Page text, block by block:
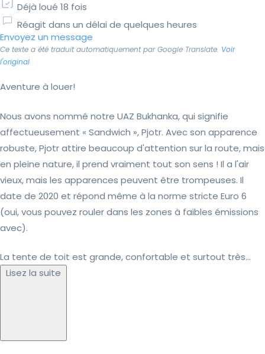
Déjà loué 18 fois
Réagit dans un délai de quelques heures
Envoyez un message
Ce texte a été traduit automatiquement par Google Translate. Voir
l'original
Aventure à louer!
Nous avons nommé notre UAZ Bukhanka, qui signifie
affectueusement « Sandwich », Pjotr. Avec son apparence
robuste, Pjotr attire beaucoup d'attention sur la route, mais
en pleine nature, il prend vraiment tout son sens ! Il a l'air
vieux, mais les apparences peuvent être trompeuses. Il
date de 2020 et répond même à la norme stricte Euro 6
(oui, vous pouvez rouler dans les zones à faibles émissions
avec).
La tente de toit est grande, confortable et surtout très...
Lisez la suite